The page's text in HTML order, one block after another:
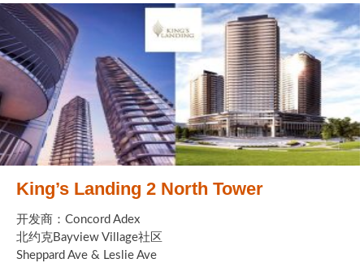
King’s Landing 2 North Tower
开发商：Concord Adex
北约克Bayview Village社区
Sheppard Ave & Leslie Ave